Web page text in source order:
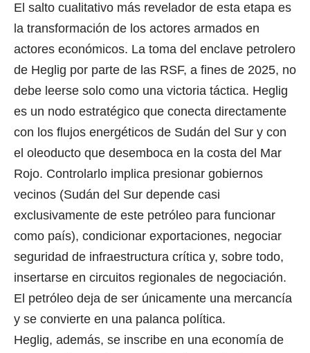
El salto cualitativo más revelador de esta etapa es
la transformación de los actores armados en
actores económicos. La toma del enclave petrolero
de Heglig por parte de las RSF, a fines de 2025, no
debe leerse solo como una victoria táctica. Heglig
es un nodo estratégico que conecta directamente
con los flujos energéticos de Sudán del Sur y con
el oleoducto que desemboca en la costa del Mar
Rojo. Controlarlo implica presionar gobiernos
vecinos (Sudán del Sur depende casi
exclusivamente de este petróleo para funcionar
como país), condicionar exportaciones, negociar
seguridad de infraestructura crítica y, sobre todo,
insertarse en circuitos regionales de negociación.
El petróleo deja de ser únicamente una mercancía
y se convierte en una palanca política.
Heglig, además, se inscribe en una economía de